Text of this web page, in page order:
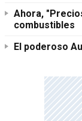
Ahora,
combustibles
El poderoso